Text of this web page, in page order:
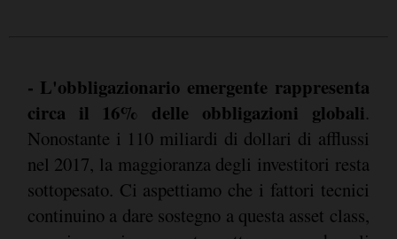
- L'obbligazionario emergente rappresenta
circa il 16% delle obbligazioni globali.
Nonostante i 110 miliardi di dollari di afflussi
nel 2017, la maggioranza degli investitori resta
sottopesato. Ci aspettiamo che i fattori tecnici
continuino a dare sostegno a questa asset class,